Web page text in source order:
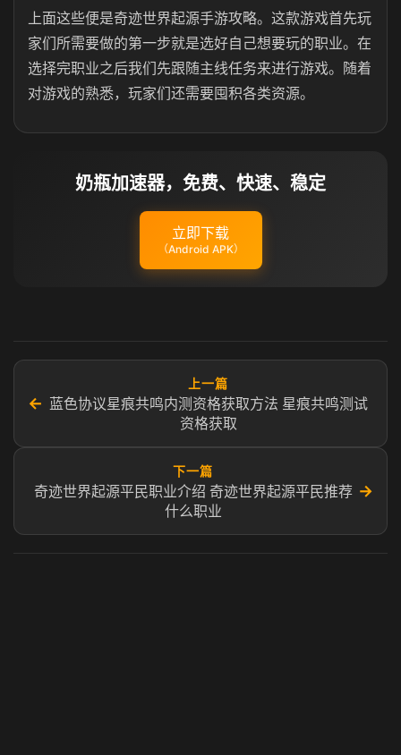
上面这些便是奇迹世界起源手游攻略。这款游戏首先玩
家们所需要做的第一步就是选好自己想要玩的职业。在
选择完职业之后我们先跟随主线任务来进行游戏。随着
对游戏的熟悉，玩家们还需要囤积各类资源。
奶瓶加速器，免费、快速、稳定
立即下载
（Android APK）
←
上一篇
蓝色协议星痕共鸣内测资格获取方法 星痕共鸣测试
资格获取
下一篇
奇迹世界起源平民职业介绍 奇迹世界起源平民推荐
什么职业
→